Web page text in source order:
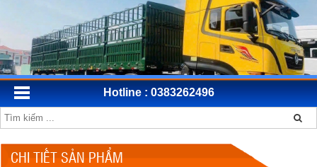
Hotline : 0383262496
CHI TIẾT SẢN PHẨM